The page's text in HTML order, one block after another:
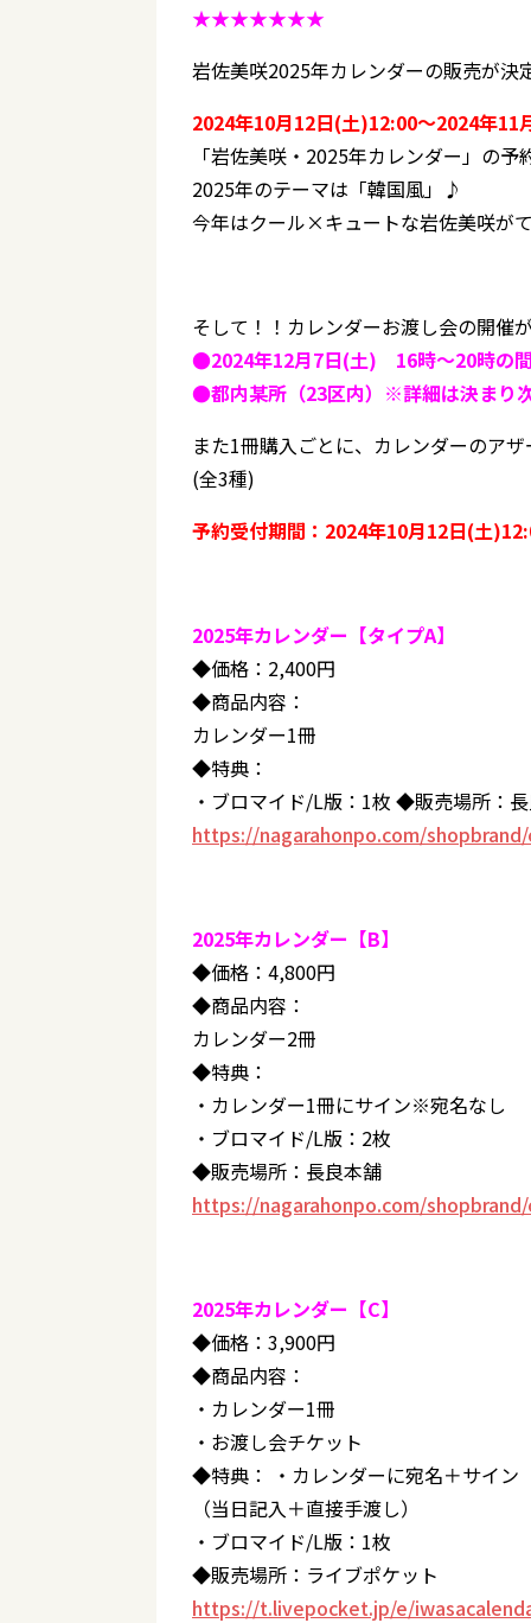
★★★★★★★
岩佐美咲2025年カレンダーの販売が決
2024年10月12日(土)12:00～2024年11
「岩佐美咲・2025年カレンダー」の
2025年のテーマは「韓国風」♪
今年はクール×キュートな岩佐美咲が
そして！！カレンダーお渡し会の開催
●2024年12月7日(土) 16時～20時の
●都内某所（23区内）※詳細は決まり次
また1冊購入ごとに、カレンダーのア
(全3種)
予約受付期間：2024年10月12日(土
2025年カレンダー【タイプA】
◆価格：2,400円
◆商品内容：
カレンダー1冊
◆特典：
・ブロマイド/L版：1枚 ◆販売場所：
https://nagarahonpo.com/
2025年カレンダー【B】
◆価格：4,800円
◆商品内容：
カレンダー2冊
◆特典：
・カレンダー1冊にサイン※宛名なし
・ブロマイド/L版：2枚
◆販売場所：長良本舗
https://nagarahonpo.com/
2025年カレンダー【C】
◆価格：3,900円
◆商品内容：
・カレンダー1冊
・お渡し会チケット
◆特典： ・カレンダーに宛名＋サイン
（当日記入＋直接手渡し）
・ブロマイド/L版：1枚
◆販売場所：ライブポケット
https://t.livepocket.jp/e/